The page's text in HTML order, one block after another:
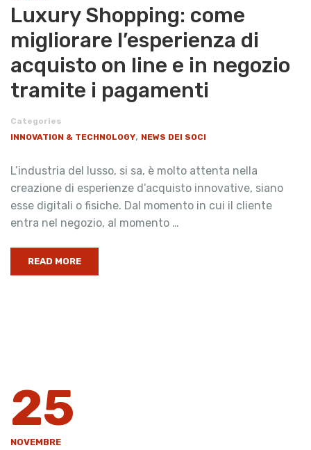
Luxury Shopping: come
migliorare l’esperienza di
acquisto on line e in negozio
tramite i pagamenti
Categories
INNOVATION & TECHNOLOGY, NEWS DEI SOCI
L’industria del lusso, si sa, è molto attenta nella
creazione di esperienze d’acquisto innovative, siano
esse digitali o fisiche. Dal momento in cui il cliente
entra nel negozio, al momento …
READ MORE
25
NOVEMBRE